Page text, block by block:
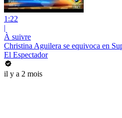
1:22
|
À suivre
Christina Aguilera se equivoca en
El Espectador
il y a 2 mois